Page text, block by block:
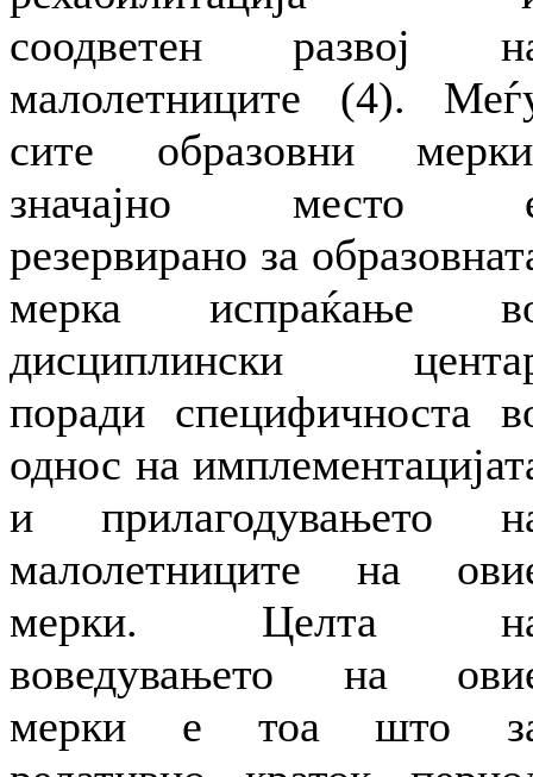
соодветен развој
малолетниците (4).
сите образовни
значајно место
резервирано за
мерка испраќање
дисциплински
поради специфичноста
однос на
и прилагодувањето
малолетниците на
мерки. Целта
воведувањето на
мерки е тоа што